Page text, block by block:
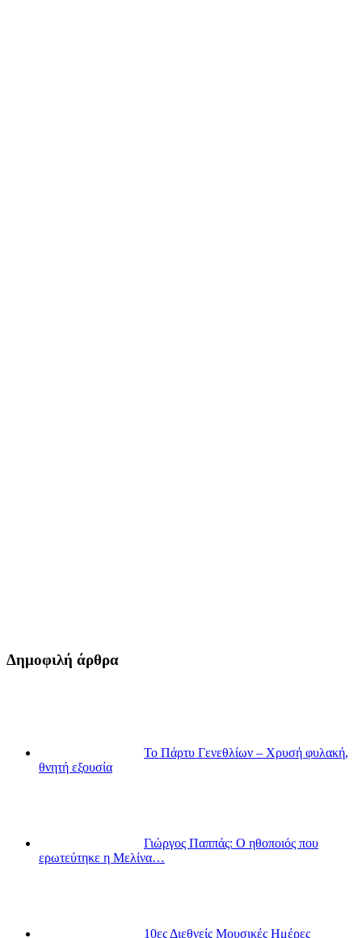
Δημοφιλή άρθρα
Το Πάρτυ Γενεθλίων – Χρυσή φυλακή,
θνητή εξουσία
Γιώργος Παππάς: Ο ηθοποιός που
ερωτεύτηκε η Μελίνα…
10ες Διεθνείς Μουσικές Ημέρες